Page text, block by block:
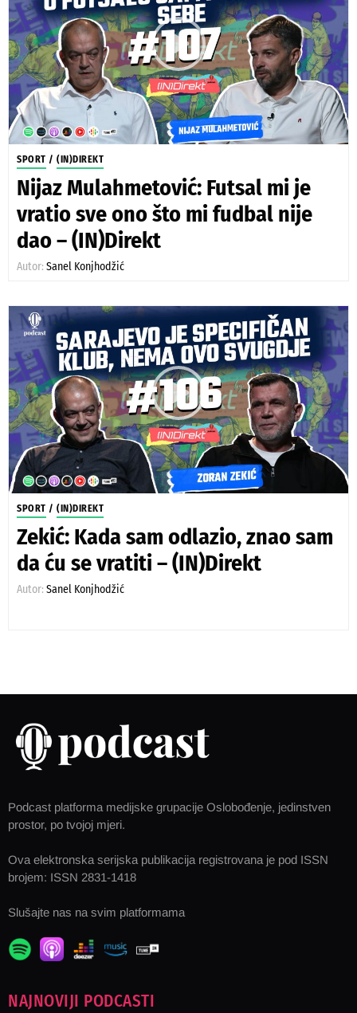
SPORT / (IN)DIREKT
Nijaz Mulahmetović: Futsal mi je
vratio sve ono što mi fudbal nije
dao – (IN)Direkt
Autor: Sanel Konjhodžić
SPORT / (IN)DIREKT
Zekić: Kada sam odlazio, znao sam
da ću se vratiti – (IN)Direkt
Autor: Sanel Konjhodžić
Podcast platforma medijske grupacije Oslobođenje, jedinstven
prostor, po tvojoj mjeri.
Ova elektronska serijska publikacija registrovana je pod ISSN
brojem: ISSN 2831-1418
Slušajte nas na svim platformama
NAJNOVIJI PODCASTI